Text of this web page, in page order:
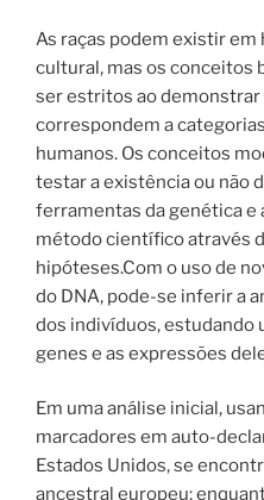
As raças podem existir
cultural, mas os conceitos
ser estritos ao
correspondem a
humanos. Os conceitos
testar a existência ou não
ferramentas da genética
método científico através
hipóteses.Com o uso de
do DNA, pode-se inferir a
dos indivíduos, estudando
genes e as expressões
Em uma análise inicial,
marcadores em auto-
Estados Unidos, se
ancestral europeu;